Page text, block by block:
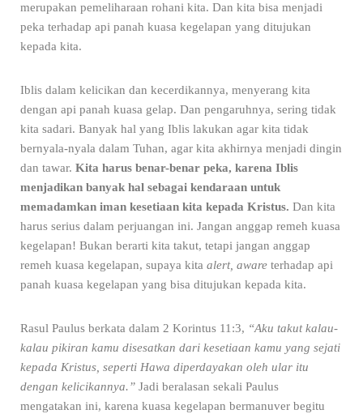
merupakan pemeliharaan rohani kita. Dan kita bisa menjadi
peka terhadap api panah kuasa kegelapan yang ditujukan
kepada kita.
Iblis dalam kelicikan dan kecerdikannya, menyerang kita
dengan api panah kuasa gelap. Dan pengaruhnya, sering tidak
kita sadari. Banyak hal yang Iblis lakukan agar kita tidak
bernyala-nyala dalam Tuhan, agar kita akhirnya menjadi dingin
dan tawar. Kita harus benar-benar peka, karena Iblis
menjadikan banyak hal sebagai kendaraan untuk
memadamkan iman kesetiaan kita kepada Kristus. Dan kita
harus serius dalam perjuangan ini. Jangan anggap remeh kuasa
kegelapan! Bukan berarti kita takut, tetapi jangan anggap
remeh kuasa kegelapan, supaya kita alert, aware terhadap api
panah kuasa kegelapan yang bisa ditujukan kepada kita.
Rasul Paulus berkata dalam 2 Korintus 11:3, “Aku takut kalau-
kalau pikiran kamu disesatkan dari kesetiaan kamu yang sejati
kepada Kristus, seperti Hawa diperdayakan oleh ular itu
dengan kelicikannya.” Jadi beralasan sekali Paulus
mengatakan ini, karena kuasa kegelapan bermanuver begitu